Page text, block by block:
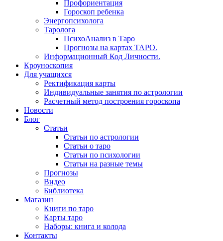
Профориентация
Гороскоп ребенка
Энергопсихолога
Таролога
ПсихоАнализ в Таро
Прогнозы на картах ТАРО.
Информационный Код Личности.
Кроуноскопия
Для учащихся
Ректификация карты
Индивидуальные занятия по астрологии
Расчетный метод построения гороскопа
Новости
Блог
Статьи
Статьи по астрологии
Статьи о таро
Статьи по психологии
Статьи на разные темы
Прогнозы
Видео
Библиотека
Магазин
Книги по таро
Карты таро
Наборы: книга и колода
Контакты